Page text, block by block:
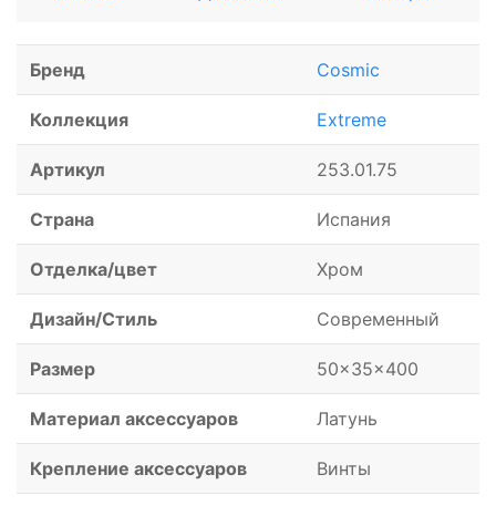
Бренд Cosmic
Коллекция Extreme
Артикул 253.01.75
Страна Испания
Отделка/цвет Хром
Дизайн/Стиль Современный
Размер 50x35x400
Материал аксессуаров Латунь
Крепление аксессуаров Винты